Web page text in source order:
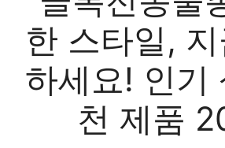
한 스타일,
하세요! 인기
천 제품